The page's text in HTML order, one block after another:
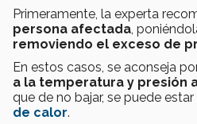
Primeramente, la experta
persona afectada,
removiendo el exceso de
En estos casos, se aconseja
a la temperatura y presión
que de no bajar, se puede
de calor.